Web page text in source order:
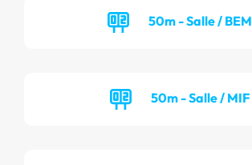
50m - Salle / BEM
50m - Salle / MIF